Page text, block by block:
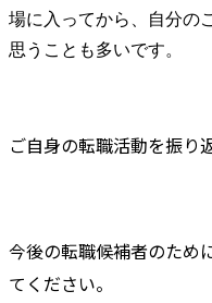
場に入ってから、自分の
思うことも多いです。
ご自身の転職活動を振り
今後の転職候補者のため
てください。